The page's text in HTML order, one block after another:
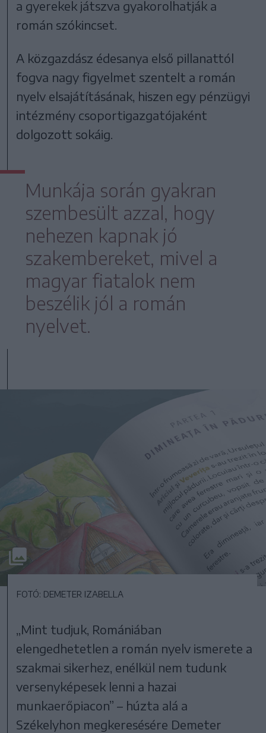
a gyerekek játszva gyakorolhatják a
román szókincset.
A közgazdász édesanya első pillanattól
fogva nagy figyelmet szentelt a román
nyelv elsajátításának, hiszen egy pénzügyi
intézmény csoportigazgatójaként
dolgozott sokáig.
Munkája során gyakran
szembesült azzal, hogy
nehezen kapnak jó
szakembereket, mivel a
magyar fiatalok nem
beszélik jól a román
nyelvet.
FOTÓ: DEMETER IZABELLA
„Mint tudjuk, Romániában
elengedhetetlen a román nyelv ismerete a
szakmai sikerhez, enélkül nem tudunk
versenyképesek lenni a hazai
munkaerőpiacon” – húzta alá a
Székelyhon megkeresésére Demeter